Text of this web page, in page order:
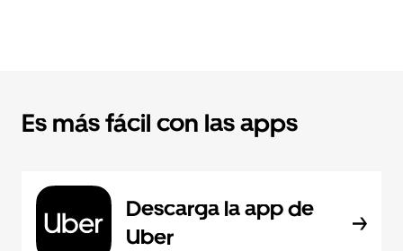
Es más fácil con las apps
Descarga la app de
Uber